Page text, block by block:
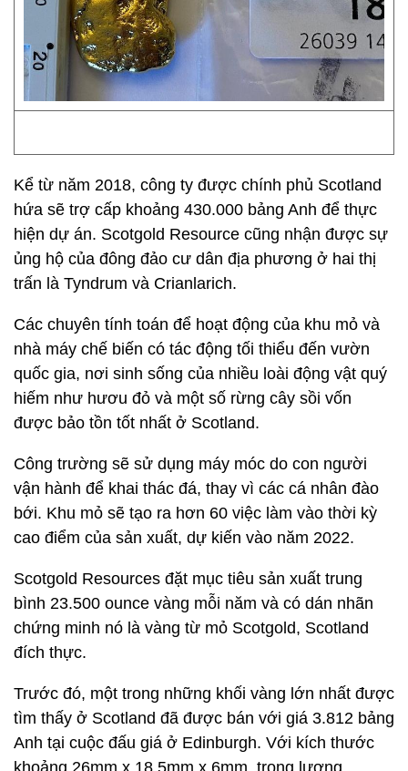
Kể từ năm 2018, công ty được chính phủ Scotland
hứa sẽ trợ cấp khoảng 430.000 bảng Anh để thực
hiện dự án. Scotgold Resource cũng nhận được sự
ủng hộ của đông đảo cư dân địa phương ở hai thị
trấn là Tyndrum và Crianlarich.
Các chuyên tính toán để hoạt động của khu mỏ và
nhà máy chế biến có tác động tối thiểu đến vườn
quốc gia, nơi sinh sống của nhiều loài động vật quý
hiếm như hươu đỏ và một số rừng cây sồi vốn
được bảo tồn tốt nhất ở Scotland.
Công trường sẽ sử dụng máy móc do con người
vận hành để khai thác đá, thay vì các cá nhân đào
bới. Khu mỏ sẽ tạo ra hơn 60 việc làm vào thời kỳ
cao điểm của sản xuất, dự kiến vào năm 2022.
Scotgold Resources đặt mục tiêu sản xuất trung
bình 23.500 ounce vàng mỗi năm và có dán nhãn
chứng minh nó là vàng từ mỏ Scotgold, Scotland
đích thực.
Trước đó, một trong những khối vàng lớn nhất được
tìm thấy ở Scotland đã được bán với giá 3.812 bảng
Anh tại cuộc đấu giá ở Edinburgh. Với kích thước
khoảng 26mm x 18,5mm x 6mm, trọng lượng